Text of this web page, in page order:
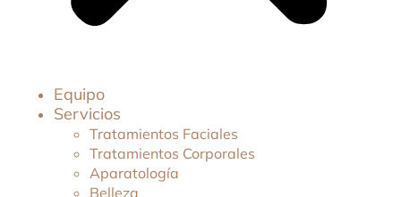
Equipo
Servicios
Tratamientos Faciales
Tratamientos Corporales
Aparatología
Belleza